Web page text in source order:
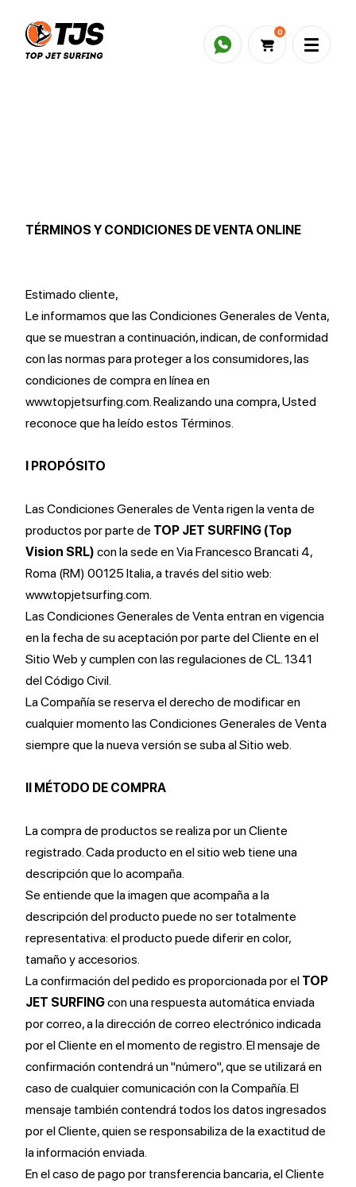
0
TÉRMINOS Y CONDICIONES DE VENTA ONLINE
Estimado cliente,
Le informamos que las Condiciones Generales de Venta,
que se muestran a continuación, indican, de conformidad
con las normas para proteger a los consumidores, las
condiciones de compra en línea en
www.topjetsurfing.com. Realizando una compra, Usted
reconoce que ha leído estos Términos.
I PROPÓSITO
Las Condiciones Generales de Venta rigen la venta de
productos por parte de TOP JET SURFING (Top
Vision SRL) con la sede en Via Francesco Brancati 4,
Roma (RM) 00125 Italia, a través del sitio web:
www.topjetsurfing.com.
Las Condiciones Generales de Venta entran en vigencia
en la fecha de su aceptación por parte del Cliente en el
Sitio Web y cumplen con las regulaciones de CL. 1341
del Código Civil.
La Compañía se reserva el derecho de modificar en
cualquier momento las Condiciones Generales de Venta
siempre que la nueva versión se suba al Sitio web.
II MÉTODO DE COMPRA
La compra de productos se realiza por un Cliente
registrado. Cada producto en el sitio web tiene una
descripción que lo acompaña.
Se entiende que la imagen que acompaña a la
descripción del producto puede no ser totalmente
representativa: el producto puede diferir en color,
tamaño y accesorios.
La confirmación del pedido es proporcionada por el TOP
JET SURFINGcon una respuesta automática enviada
por correo, a la dirección de correo electrónico indicada
por el Cliente en el momento de registro. El mensaje de
confirmación contendrá un "número", que se utilizará en
caso de cualquier comunicación con la Compañía. El
mensaje también contendrá todos los datos ingresados
por el Cliente, quien se responsabiliza de la exactitud de
la información enviada.
En el caso de pago por transferencia bancaria, el Cliente